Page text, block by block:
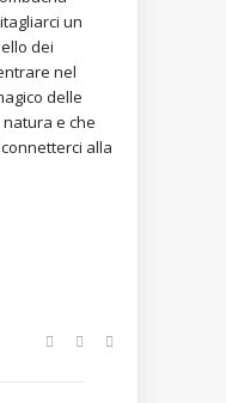
un
dei
nel
delle
e che
alla